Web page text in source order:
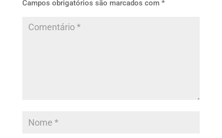
Campos obrigatórios são marcados com *